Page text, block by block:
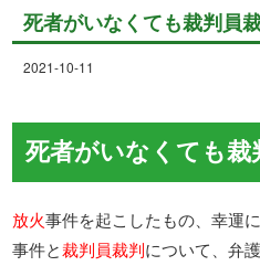
死者がいなくても裁判員
2021-10-11
死者がいなくても裁
放火事件を起こしたもの、幸運
事件と裁判員裁判について、弁